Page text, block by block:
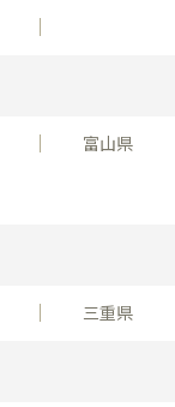
富山県
三重県